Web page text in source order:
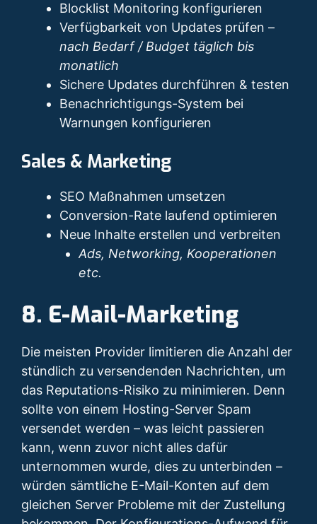
Blocklist Monitoring konfigurieren
Verfügbarkeit von Updates prüfen –
nach Bedarf / Budget täglich bis
monatlich
Sichere Updates durchführen & testen
Benachrichtigungs-System bei
Warnungen konfigurieren
Sales & Marketing
SEO Maßnahmen umsetzen
Conversion-Rate laufend optimieren
Neue Inhalte erstellen und verbreiten
Ads, Networking, Kooperationen
etc.
8. E-Mail-Marketing
Die meisten Provider limitieren die Anzahl der
stündlich zu versendenden Nachrichten, um
das Reputations-Risiko zu minimieren. Denn
sollte von einem Hosting-Server Spam
versendet werden – was leicht passieren
kann, wenn zuvor nicht alles dafür
unternommen wurde, dies zu unterbinden –
würden sämtliche E-Mail-Konten auf dem
gleichen Server Probleme mit der Zustellung